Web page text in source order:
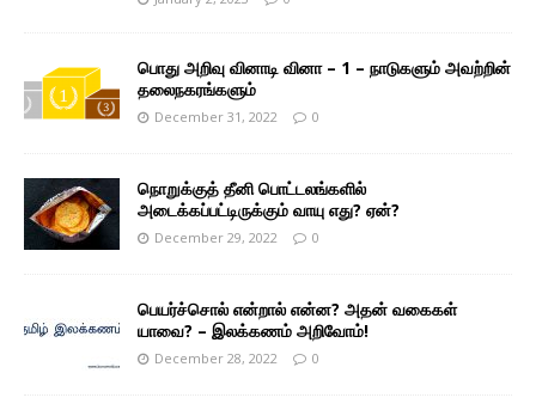
பொது அறிவு வினாடி வினா – 1 – நாடுகளும் அவற்றின்
தலைநகரங்களும்
December 31, 2022 0
நொறுக்குத் தீனி பொட்டலங்களில்
அடைக்கப்பட்டிருக்கும் வாயு எது? ஏன்?
December 29, 2022 0
பெயர்ச்சொல் என்றால் என்ன? அதன் வகைகள்
யாவை? – இலக்கணம் அறிவோம்!
December 28, 2022 0